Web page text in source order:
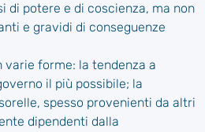
di potere e di coscienza, ma non
e gravidi di conseguenze
varie forme: la tendenza a
il più possibile; la
spesso provenienti da altri
dipendenti dalla